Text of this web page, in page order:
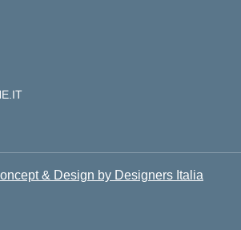
& Design by Designers Italia